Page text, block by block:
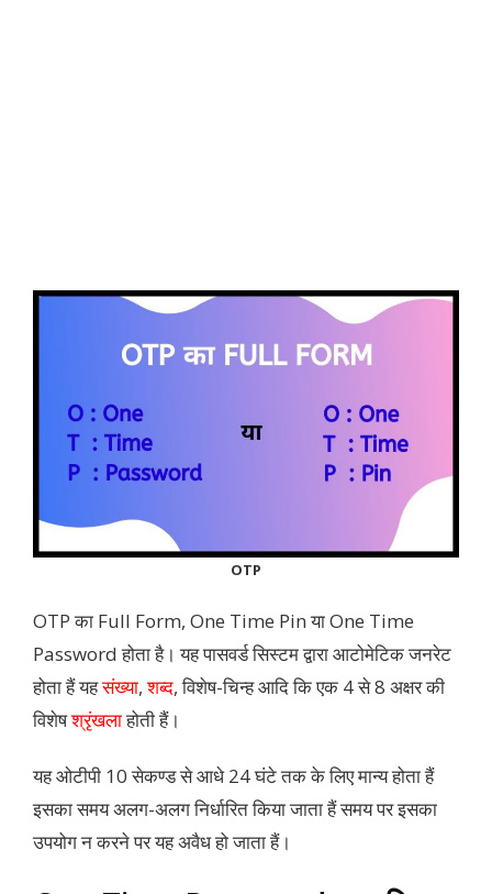
OTP
OTP का Full Form, One Time Pin या One Time
Password होता है। यह पासवर्ड सिस्टम द्वारा आटोमेटिक जनरेट
होता हैं यहसंख्या,शब्द, विशेष-चिन्ह आदि कि एक 4 से 8 अक्षर की
विशेषश्रृंखलाहोती हैं।
यह ओटीपी 10 सेकण्ड से आधे 24 घंटे तक के लिए मान्य होता हैं
इसका समय अलग-अलग निर्धारित किया जाता हैं समय पर इसका
उपयोग न करने पर यह अवैध हो जाता हैं।